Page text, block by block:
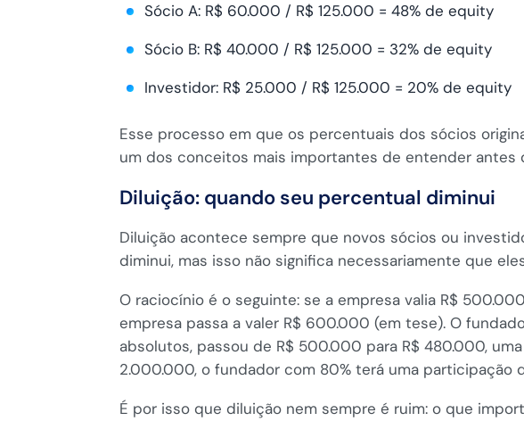
Sócio A: R$ 60.000 / R$ 125.000 = 48% de equity
Sócio B: R$ 40.000 / R$ 125.000 = 32% de equity
Investidor: R$ 25.000 / R$ 125.000 = 20% de equity
Esse processo em que os percentuais dos sócios
um dos conceitos mais importantes de entender antes
Diluição: quando seu percentual diminui
Diluição acontece sempre que novos sócios ou
diminui, mas isso não significa necessariamente que
O raciocínio é o seguinte: se a empresa valia R$
empresa passa a valer R$ 600.000 (em tese). O
absolutos, passou de R$ 500.000 para R$ 480.000,
2.000.000, o fundador com 80% terá uma participação
É por isso que diluição nem sempre é ruim: o que